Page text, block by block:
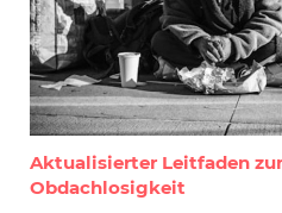
Aktualisierter Leitfaden
Obdachlosigkeit